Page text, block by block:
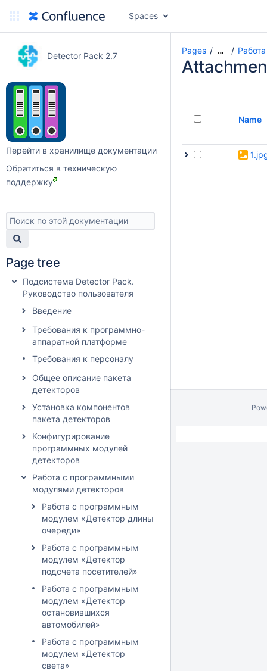
Spaces
Detector Pack 2.7
Перейти в хранилище документации
Обратиться в техническую
поддержку
Page tree
Подсистема Detector Pack.
Руководство пользователя
Введение
Требования к программно-
аппаратной платформе
Требования к персоналу
Общее описание пакета
детекторов
Установка компонентов
пакета детекторов
Конфигурирование
программных модулей
детекторов
Работа с программными
модулями детекторов
Работа с программным
модулем «Детектор длины
очереди»
Работа с программным
модулем «Детектор
подсчета посетителей»
Работа с программным
модулем «Детектор
остановившихся
автомобилей»
Работа с программным
модулем «Детектор
света»
Pages …
Name